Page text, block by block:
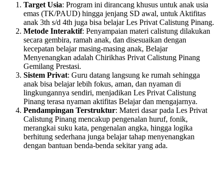
Target Usia: Program ini dirancang khusus untuk anak usia
emas (TK/PAUD) hingga jenjang SD awal, untuk Aktifitas
anak 3th s/d 4th juga bisa belajar Les Privat Calistung Pinang.
Metode Interaktif: Penyampaian materi calistung dilakukan
secara gembira, ramah anak, dan disesuaikan dengan
kecepatan belajar masing-masing anak, Belajar
Menyenangkan adalah Chirikhas Privat Calistung Pinang
Gemilang Prestasi.
Sistem Privat: Guru datang langsung ke rumah sehingga
anak bisa belajar lebih fokus, aman, dan nyaman di
lingkungannya sendiri, menjadikan Les Privat Calistung
Pinang terasa nyaman aktifitas Belajar dan mengajarnya.
Pendampingan Terstruktur: Materi dasar pada Les Privat
Calistung Pinang mencakup pengenalan huruf, fonik,
merangkai suku kata, pengenalan angka, hingga logika
berhitung sederhana junga belajar tahap menyenangkan
dengan bantuan benda-benda sekitar yang ada.